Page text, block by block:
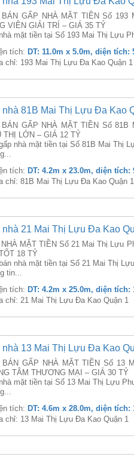
BÁN GẤP NHÀ MẶT TIỀN Số
VIÊN GIẢI TRÍ – GIÁ 35 TỶ
mặt tiền tại Số 193 Mai Thị Lựu
tích: DT: 11.0m x 5.0m, diện tích:
chỉ: 193 Mai Thị Lựu Đa Kao Quận 1
nhà 81B Mai Thị Lựu Đa Kao
BÁN GẤP NHÀ MẶT TIỀN Số
THỊ LỚN – GIÁ 12 TỶ
nhà mặt tiền tại Số 81B Mai Thị
tích: DT: 4.2m x 23.0m, diện tích:
chỉ: 81B Mai Thị Lựu Đa Kao Quận 1
nhà 21 Mai Thị Lựu Đa Kao
NHÀ MẶT TIỀN Số 21 Mai Thị Lựu
18 TỶ
nhà mặt tiền tại Số 21 Mai Thị
tin...
tích: DT: 4.2m x 25.0m, diện tích:
chỉ: 21 Mai Thị Lựu Đa Kao Quận 1
nhà 13 Mai Thị Lựu Đa Kao
BÁN GẤP NHÀ MẶT TIỀN Số 13
TÂM THƯƠNG MẠI – GIÁ 30 TỶ
mặt tiền tại Số 13 Mai Thị Lựu
tích: DT: 4.6m x 28.0m, diện tích:
chỉ: 13 Mai Thị Lựu Đa Kao Quận 1